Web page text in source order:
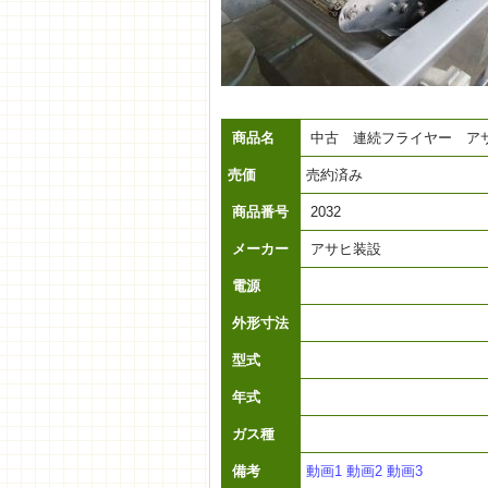
商品名 中古 連続フライヤー ア
売価 売約済み
商品番号 2032
メーカー アサヒ装設
電源
外形寸法
型式
年式
ガス種
備考 動画1 動画2 動画3